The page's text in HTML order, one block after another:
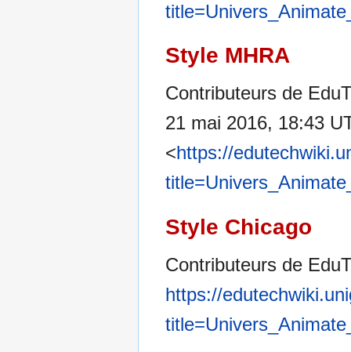
Style MHRA
Contributeurs de
21 mai 2016, 18:43
<https://
Style Chicago
Contributeurs de
https://